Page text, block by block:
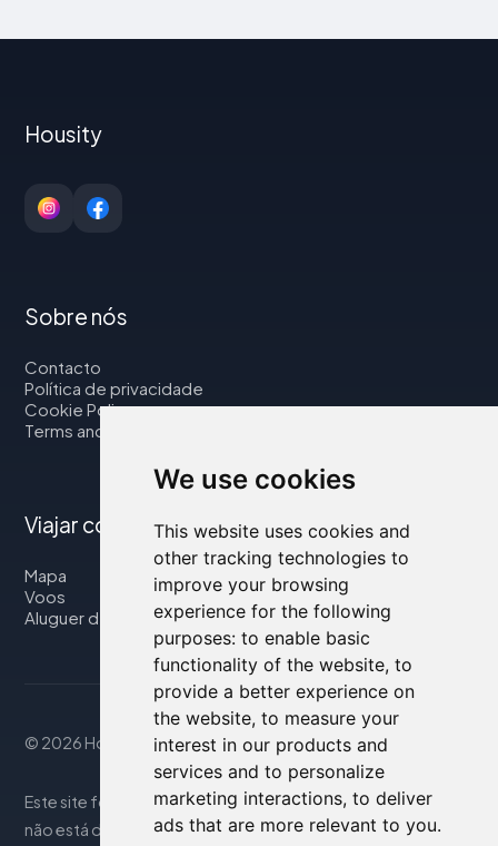
We use cookies
This website uses cookies and
other tracking technologies to
improve your browsing
experience for the following
purposes: to enable basic
functionality of the website, to
provide a better experience on
the website, to measure your
interest in our products and
services and to personalize
marketing interactions, to deliver
ads that are more relevant to you.
Housity
Sobre nós
Contacto
Política de privacidade
Cookie Policy
Terms and Conditions
Viajar connosco
Mapa
Voos
Aluguer de automóveis
© 2026 Housity.net
Este site fornece informações apenas para referência e
não está de forma alguma associado aos